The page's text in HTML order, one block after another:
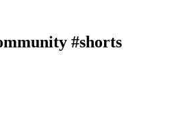
#shorts